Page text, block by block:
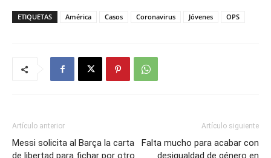
ETIQUETAS América Casos Coronavirus Jóvenes OPS
Artículo anterior
Messi solicita al Barça la carta
Artículo siguiente
Falta mucho para acabar con